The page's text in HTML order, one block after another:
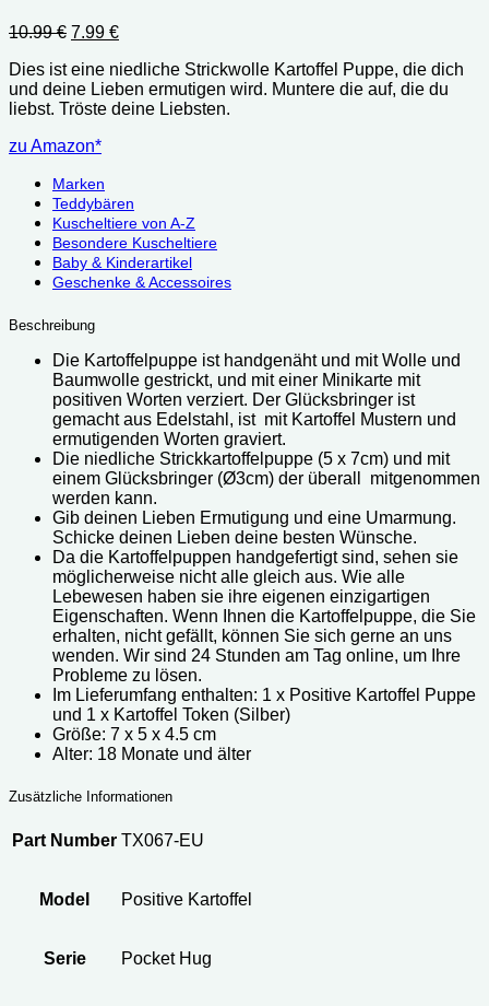
10.99€ Ursprünglicher
war:
10.99 €
7.99 €Aktueller
ist:
7.99 €.
Dies ist eine niedliche Strickwolle Kartoffel Puppe, die dich
und deine Lieben ermutigen wird. Muntere die auf, die du
liebst. Tröste deine Liebsten.
zu Amazon*
Marken
Teddybären
Kuscheltiere von A-Z
Besondere Kuscheltiere
Baby & Kinderartikel
Geschenke & Accessoires
Beschreibung
Die Kartoffelpuppe ist handgenäht und mit Wolle und
Baumwolle gestrickt, und mit einer Minikarte mit
positiven Worten verziert. Der Glücksbringer ist
gemacht aus Edelstahl, ist mit Kartoffel Mustern und
ermutigenden Worten graviert.
Die niedliche Strickkartoffelpuppe (5 x 7cm) und mit
einem Glücksbringer (Ø3cm) der überall mitgenommen
werden kann.
Gib deinen Lieben Ermutigung und eine Umarmung.
Schicke deinen Lieben deine besten Wünsche.
Da die Kartoffelpuppen handgefertigt sind, sehen sie
möglicherweise nicht alle gleich aus. Wie alle
Lebewesen haben sie ihre eigenen einzigartigen
Eigenschaften. Wenn Ihnen die Kartoffelpuppe, die Sie
erhalten, nicht gefällt, können Sie sich gerne an uns
wenden. Wir sind 24 Stunden am Tag online, um Ihre
Probleme zu lösen.
Im Lieferumfang enthalten: 1 x Positive Kartoffel Puppe
und 1 x Kartoffel Token (Silber)
Größe: 7 x 5 x 4.5 cm
Alter: 18 Monate und älter
Zusätzliche Informationen
Part Number TX067-EU
Model Positive Kartoffel
Serie Pocket Hug